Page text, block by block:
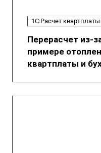
1С:Расчет
Перерасчет из-
примере
квартплаты и